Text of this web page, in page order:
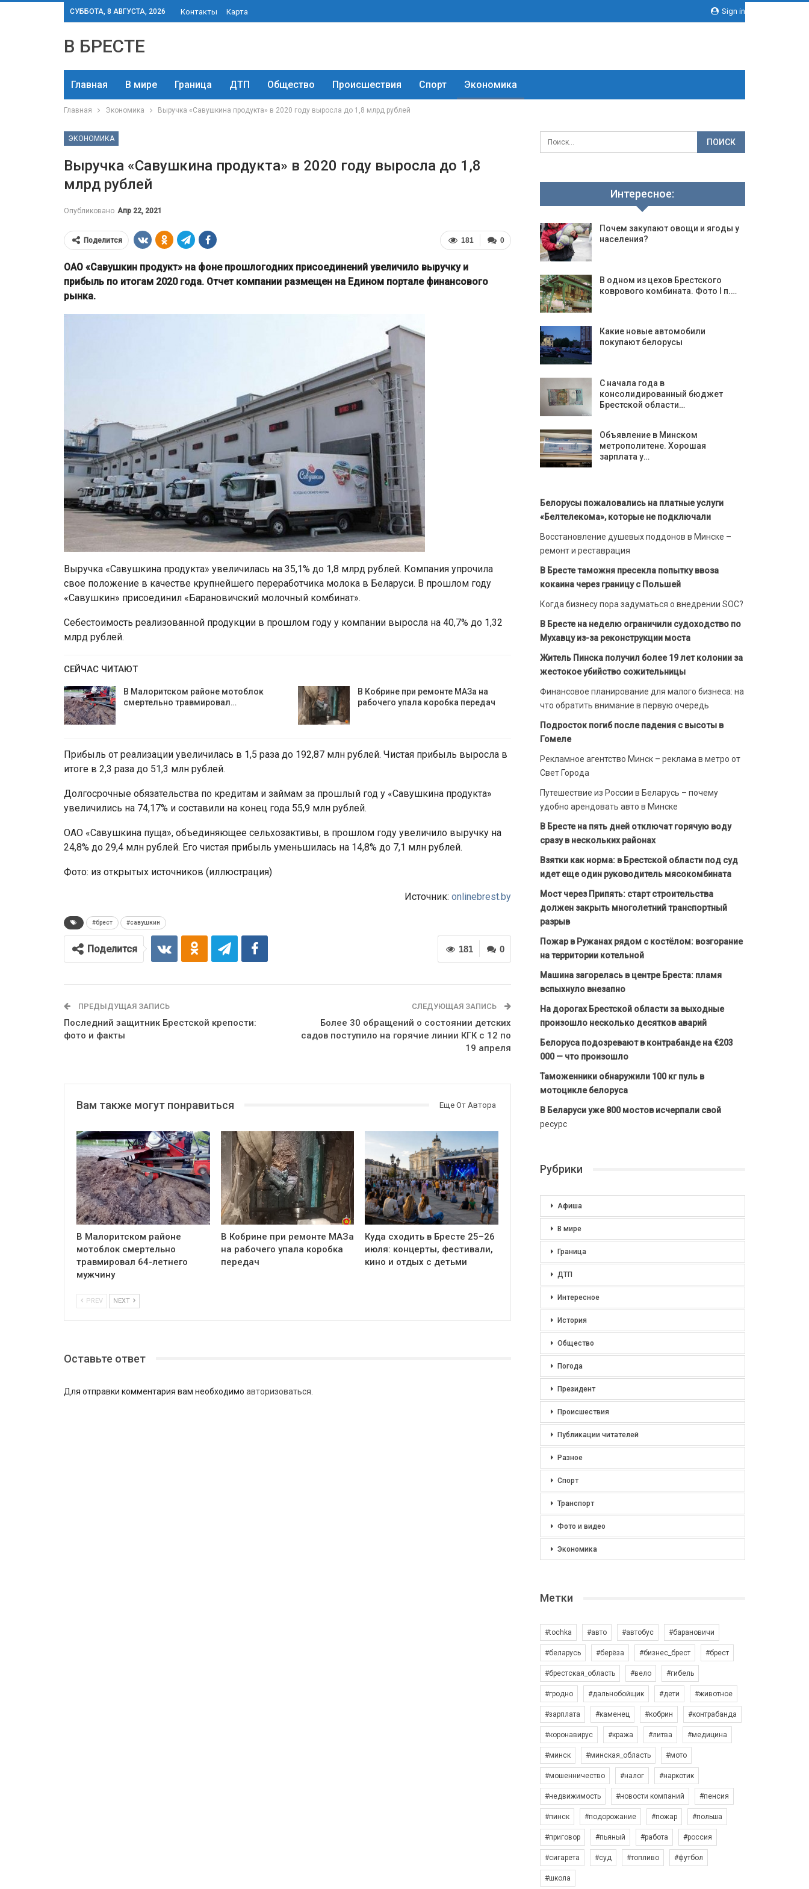
Sign in
СУББОТА, 8 АВГУСТА, 2026 Контакты Карта
В БРЕСТЕ
Главная В мире Граница ДТП Общество Происшествия Спорт Экономика
Главная Экономика Выручка «Савушкина продукта» в 2020 году выросла до 1,8 млрд рублей
ЭКОНОМИКА
Выручка «Савушкина продукта» в 2020 году выросла до 1,8
млрд рублей
Опубликовано Апр 22, 2021
0
181
Поделится
ОАО «Савушкин продукт» на фоне прошлогодних присоединений увеличило выручку и
прибыль по итогам 2020 года. Отчет компании размещен на Едином портале финансового
рынка.
Выручка «Савушкина продукта» увеличилась на 35,1% до 1,8 млрд рублей. Компания упрочила
свое положение в качестве крупнейшего переработчика молока в Беларуси. В прошлом году
«Савушкин» присоединил «Барановичский молочный комбинат».
Себестоимость реализованной продукции в прошлом году у компании выросла на 40,7% до 1,32
млрд рублей.
СЕЙЧАС ЧИТАЮТ
В Малоритском районе мотоблок
смертельно травмировал…
В Кобрине при ремонте МАЗа на
рабочего упала коробка передач
Прибыль от реализации увеличилась в 1,5 раза до 192,87 млн рублей. Чистая прибыль выросла в
итоге в 2,3 раза до 51,3 млн рублей.
Долгосрочные обязательства по кредитам и займам за прошлый год у «Савушкина продукта»
увеличились на 74,17% и составили на конец года 55,9 млн рублей.
ОАО «Савушкина пуща», объединяющее сельхозактивы, в прошлом году увеличило выручку на
24,8% до 29,4 млн рублей. Его чистая прибыль уменьшилась на 14,8% до 7,1 млн рублей.
Фото: из открытых источников (иллюстрация)
Источник: onlinebrest.by
#брест #савушкин
0
181
Поделится
ПРЕДЫДУЩАЯ ЗАПИСЬ
Последний защитник Брестской крепости:
фото и факты
СЛЕДУЮЩАЯ ЗАПИСЬ
Более 30 обращений о состоянии детских
садов поступило на горячие линии КГК с 12 по
19 апреля
Вам также могут понравиться Еще От Автора
В Малоритском районе
мотоблок смертельно
травмировал 64-летнего
мужчину
В Кобрине при ремонте МАЗа
на рабочего упала коробка
передач
Куда сходить в Бресте 25–26
июля: концерты, фестивали,
кино и отдых с детьми
PREV NEXT
Оставьте ответ
Для отправки комментария вам необходимо авторизоваться
Интересное:
Почем закупают овощи и ягоды у
населения?
В одном из цехов Брестского
коврового комбината. Фото I п.…
Какие новые автомобили
покупают белорусы
С начала года в
консолидированный бюджет
Брестской области…
Объявление в Минском
метрополитене. Хорошая
зарплата у…
Белорусы пожаловались на платные услуги
«Белтелекома», которые не подключали
Восстановление душевых поддонов в Минске –
ремонт и реставрация
В Бресте таможня пресекла попытку ввоза
кокаина через границу с Польшей
Когда бизнесу пора задуматься о внедрении SOC?
В Бресте на неделю ограничили судоходство по
Мухавцу из-за реконструкции моста
Житель Пинска получил более 19 лет колонии за
жестокое убийство сожительницы
Финансовое планирование для малого бизнеса: на
что обратить внимание в первую очередь
Подросток погиб после падения с высоты в
Гомеле
Рекламное агентство Минск – реклама в метро от
Свет Города
Путешествие из России в Беларусь – почему
удобно арендовать авто в Минске
В Бресте на пять дней отключат горячую воду
сразу в нескольких районах
Взятки как норма: в Брестской области под суд
идет еще один руководитель мясокомбината
Мост через Припять: старт строительства
должен закрыть многолетний транспортный
разрыв
Пожар в Ружанах рядом с костёлом: возгорание
на территории котельной
Машина загорелась в центре Бреста: пламя
вспыхнуло внезапно
На дорогах Брестской области за выходные
произошло несколько десятков аварий
Белоруса подозревают в контрабанде на €203
000 — что произошло
Таможенники обнаружили 100 кг пуль в
мотоцикле белоруса
В Беларуси уже 800 мостов исчерпали свой
ресурс
Рубрики
Афиша
В мире
Граница
ДТП
Интересное
История
Общество
Погода
Президент
Происшествия
Публикации читателей
Разное
Спорт
Транспорт
Фото и видео
Экономика
Метки
#tochka #авто #автобус #барановичи
#беларусь #берёза #бизнес_брест #брест
#брестская_область #вело #гибель
#гродно #дальнобойщик #дети #животное
#зарплата #каменец #кобрин #контрабанда
#коронавирус #кража #литва #медицина
#минск #минская_область #мото
#мошенничество #налог #наркотик
#недвижимость #новости компаний #пенсия
#пинск #подорожание #пожар #польша
#приговор #пьяный #работа #россия
#сигарета #суд #топливо #футбол
#школа